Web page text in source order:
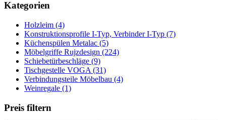
Kategorien
Holzleim (4)
Konstruktionsprofile I-Typ, Verbinder I-Typ (7)
Küchenspülen Metalac (5)
Möbelgriffe Rujzdesign (224)
Schiebetürbeschläge (9)
Tischgestelle VOGA (31)
Verbindungsteile Möbelbau (4)
Weinregale (1)
Preis filtern